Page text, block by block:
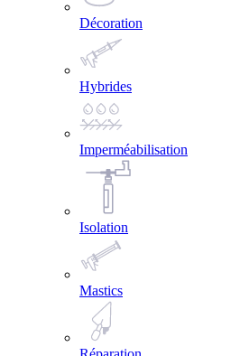
Décoration
Hybrides
Imperméabilisation
Isolation
Mastics